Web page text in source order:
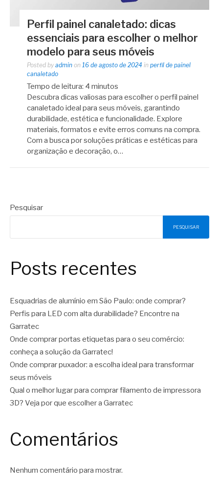
Perfil painel canaletado: dicas
essenciais para escolher o melhor
modelo para seus móveis
Posted by admin on 16 de agosto de 2024 in perfil de painel
canaletado
Tempo de leitura: 4 minutos
Descubra dicas valiosas para escolher o perfil painel
canaletado ideal para seus móveis, garantindo
durabilidade, estética e funcionalidade. Explore
materiais, formatos e evite erros comuns na compra.
Com a busca por soluções práticas e estéticas para
organização e decoração, o…
Pesquisar
PESQUISAR
Posts recentes
Esquadrias de alumínio em São Paulo: onde comprar?
Perfis para LED com alta durabilidade? Encontre na
Garratec
Onde comprar portas etiquetas para o seu comércio:
conheça a solução da Garratec!
Onde comprar puxador: a escolha ideal para transformar
seus móveis
Qual o melhor lugar para comprar filamento de impressora
3D? Veja por que escolher a Garratec
Comentários
Nenhum comentário para mostrar.